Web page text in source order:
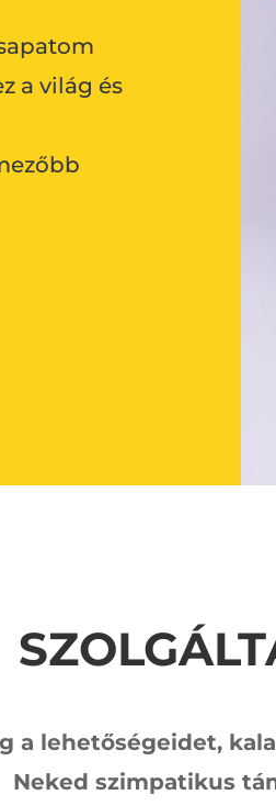
a világ és
a lehetőségeidet,
Neked szimpatikus